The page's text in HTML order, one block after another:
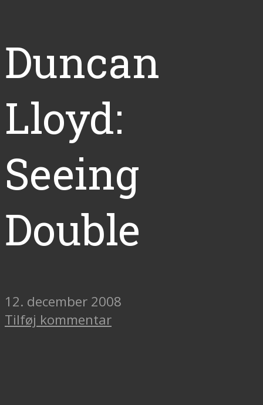
Duncan
Lloyd:
Seeing
Double
12. december 2008
Tilføj kommentar